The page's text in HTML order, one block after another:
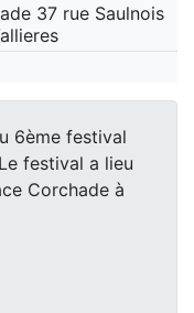
37 rue Saulnois
6ème festival
festival a lieu
Corchade à